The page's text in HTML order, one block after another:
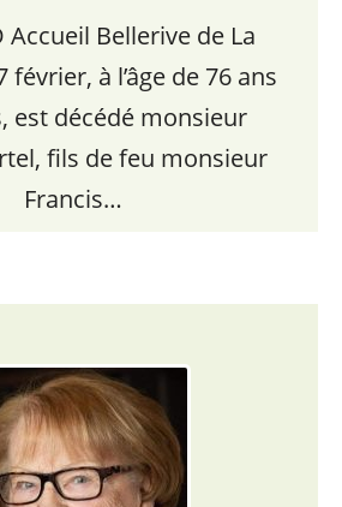
Accueil Bellerive de La
février, à l’âge de 76 ans
est décédé monsieur
fils de feu monsieur
Francis…